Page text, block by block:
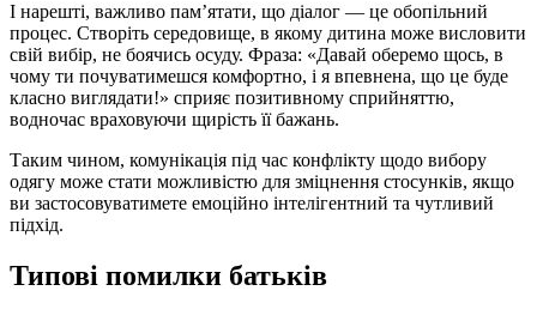
І нарешті, важливо пам’ятати, що діалог — це обопільний
процес. Створіть середовище, в якому дитина може висловити
свій вибір, не боячись осуду. Фраза: «Давай оберемо щось, в
чому ти почуватимешся комфортно, і я впевнена, що це буде
класно виглядати!» сприяє позитивному сприйняттю,
водночас враховуючи щирість її бажань.
Таким чином, комунікація під час конфлікту щодо вибору
одягу може стати можливістю для зміцнення стосунків, якщо
ви застосовуватимете емоційно інтелігентний та чутливий
підхід.
Типові помилки батьків